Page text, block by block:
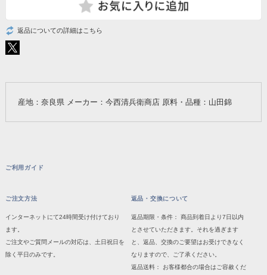
返品についての詳細はこちら
産地：奈良県 メーカー：今西清兵衛商店 原料・品種：山田錦
ご利用ガイド
ご注文方法
インターネットにて24時間受け付けており
ます。
ご注文やご質問メールの対応は、土日祝日を
除く平日のみです。
返品・交換について
返品期限・条件： 商品到着日より7日以内
とさせていただきます。それを過ぎます
と、返品、交換のご要望はお受けできなく
なりますので、ご了承ください。
返品送料： お客様都合の場合はご容赦くだ